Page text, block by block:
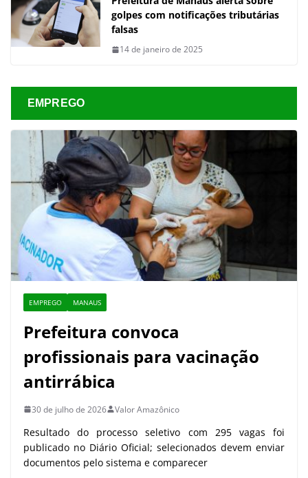
golpes com notificações tributárias
falsas
14 de janeiro de 2025
EMPREGO
EMPREGO MANAUS
Prefeitura convoca
profissionais para vacinação
antirrábica
30 de julho de 2026 Valor Amazônico
Resultado do processo seletivo com 295 vagas foi
publicado no Diário Oficial; selecionados devem enviar
documentos pelo sistema e comparecer